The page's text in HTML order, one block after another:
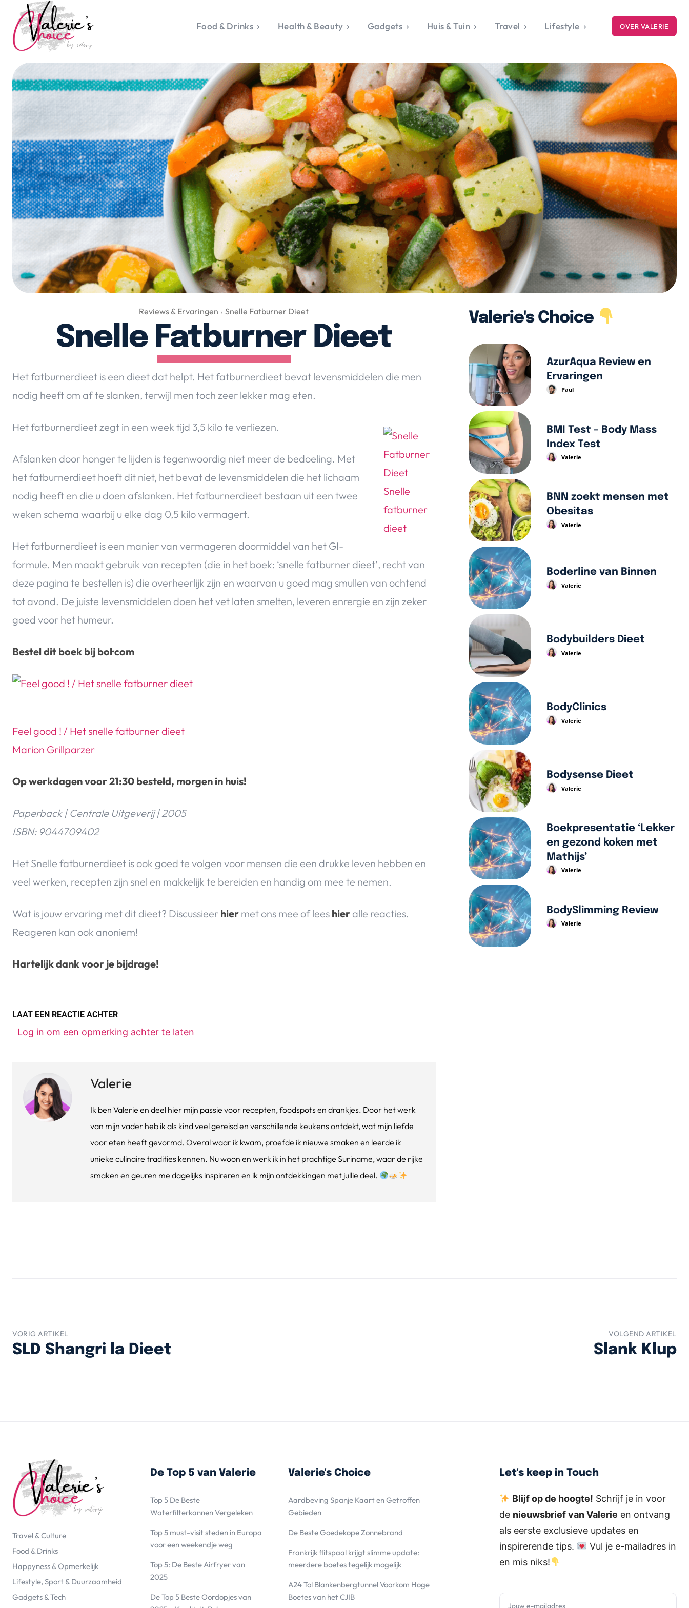
Travel & Culture
Food & Drinks
Happyness & Opmerkelijk
Lifestyle, Sport &
Duurzaamheid
Gadgets & Tech
Top 5 van Valerie
Health & Beauty
Huis & Tuin
Nieuws & Media
Over Valerie
De Top 5
Contact
Food & Drinks
Health & BeautyGadgets
Huis & TuinTravelLifestyle
Food & Drinks Health & Beauty Gadgets Huis & Tuin Travel Lifestyle OVER VALERIE
Reviews & Ervaringen Snelle Fatburner Dieet
Snelle Fatburner Dieet
Het fatburnerdieet is een dieet dat helpt. Het fatburnerdieet bevat levensmiddelen die men
nodig heeft om af te slanken, terwijl men toch zeer lekker mag eten.
Het fatburnerdieet zegt in een week tijd 3,5 kilo te verliezen.
Afslanken door honger te lijden is tegenwoordig niet meer de bedoeling. Met
het fatburnerdieet hoeft dit niet, het bevat de levensmiddelen die het lichaam
nodig heeft en die u doen afslanken. Het fatburnerdieet bestaan uit een twee
weken schema waarbij u elke dag 0,5 kilo vermagert.
Het fatburnerdieet is een manier van vermageren doormiddel van het GI-
formule. Men maakt gebruik van recepten (die in het boek: ‘snelle fatburner dieet’, recht van
deze pagina te bestellen is) die overheerlijk zijn en waarvan u goed mag smullen van ochtend
tot avond. De juiste levensmiddelen doen het vet laten smelten, leveren enrergie en zijn zeker
goed voor het humeur.
Bestel dit boek bij bol·com
Feel good ! / Het snelle fatburner dieet
Marion Grillparzer
Op werkdagen voor 21:30 besteld, morgen in huis!
Paperback | Centrale Uitgeverij | 2005
ISBN: 9044709402
Het Snelle fatburnerdieet is ook goed te volgen voor mensen die een drukke leven hebben en
veel werken, recepten zijn snel en makkelijk te bereiden en handig om mee te nemen.
Wat is jouw ervaring met dit dieet? Discussieer hier met ons mee of lees hier alle reacties.
Reageren kan ook anoniem!
Hartelijk dank voor je bijdrage!
LAAT EEN REACTIE ACHTER
Log in om een opmerking achter te laten
Valerie
Ik ben Valerie en deel hier mijn passie voor recepten, foodspots en drankjes. Door het werk
van mijn vader heb ik als kind veel gereisd en verschillende keukens ontdekt, wat mijn liefde
voor eten heeft gevormd. Overal waar ik kwam, proefde ik nieuwe smaken en leerde ik
unieke culinaire tradities kennen. Nu woon en werk ik in het prachtige Suriname, waar de rijke
smaken en geuren me dagelijks inspireren en ik mijn ontdekkingen met jullie deel.
Valerie's Choice
AzurAqua Review en
Ervaringen
Paul
BMI Test – Body Mass
Index Test
Valerie
BNN zoekt mensen met
Obesitas
Valerie
Boderline van Binnen
Valerie
Bodybuilders Dieet
Valerie
BodyClinics
Valerie
Bodysense Dieet
Valerie
Boekpresentatie ‘Lekker
en gezond koken met
Mathijs’
Valerie
BodySlimming Review
Valerie
VORIG ARTIKEL
SLD Shangri la Dieet
VOLGEND ARTIKEL
Slank Klup
Travel & Culture
Food & Drinks
Happyness & Opmerkelijk
Lifestyle, Sport & Duurzaamheid
Gadgets & Tech
De Top 5 van Valerie
Top 5 De Beste
Waterfilterkannen Vergeleken
Top 5 must-visit steden in Europa
voor een weekendje weg
Top 5: De Beste Airfryer van
2025
De Top 5 Beste Oordopjes van
Valerie's Choice
Aardbeving Spanje Kaart en Getroffen
Gebieden
De Beste Goedekope Zonnebrand
Frankrijk flitspaal krijgt slimme update:
meerdere boetes tegelijk mogelijk
A24 Tol Blankenbergtunnel Voorkom Hoge
Boetes van het CJIB
Let's keep in Touch
Blijf op de hoogte! Schrijf je in voor
de nieuwsbrief van Valerie en ontvang
als eerste exclusieve updates en
inspirerende tips.
Vul je e-mailadres in
en mis niks!